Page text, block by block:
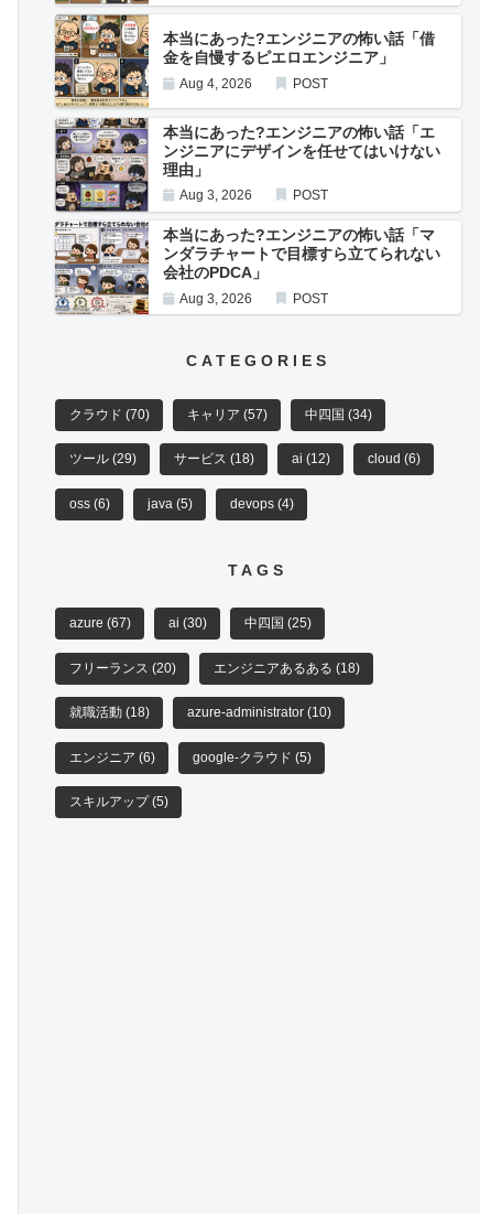
本当にあった?エンジニアの怖い話「借
金を自慢するピエロエンジニア」
Aug 4, 2026 POST
本当にあった?エンジニアの怖い話「エ
ンジニアにデザインを任せてはいけない
理由」
Aug 3, 2026 POST
本当にあった?エンジニアの怖い話「マ
ンダラチャートで目標すら立てられない
会社のPDCA」
Aug 3, 2026 POST
CATEGORIES
クラウド (70) キャリア (57) 中四国 (34)
ツール (29) サービス (18) ai (12) cloud (6)
oss (6) java (5) devops (4)
TAGS
azure (67) ai (30) 中四国 (25)
フリーランス (20) エンジニアあるある (18)
就職活動 (18) azure-administrator (10)
エンジニア (6) google-クラウド (5)
スキルアップ(5)